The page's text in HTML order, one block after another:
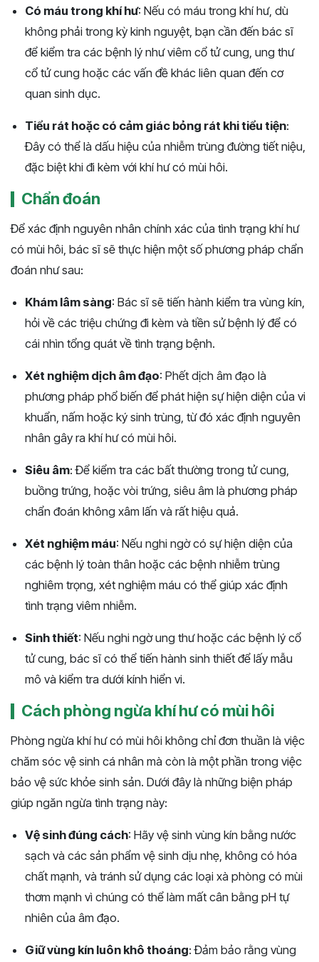
Có máu trong khí hư: Nếu có máu trong khí hư, dù
không phải trong kỳ kinh nguyệt, bạn cần đến bác sĩ
để kiểm tra các bệnh lý như viêm cổ tử cung, ung thư
cổ tử cung hoặc các vấn đề khác liên quan đến cơ
quan sinh dục.
Tiểu rát hoặc có cảm giác bỏng rát khi tiểu tiện:
Đây có thể là dấu hiệu của nhiễm trùng đường tiết niệu,
đặc biệt khi đi kèm với khí hư có mùi hôi.
Chẩn đoán
Để xác định nguyên nhân chính xác của tình trạng khí hư
có mùi hôi, bác sĩ sẽ thực hiện một số phương pháp chẩn
đoán như sau:
Khám lâm sàng: Bác sĩ sẽ tiến hành kiểm tra vùng kín,
hỏi về các triệu chứng đi kèm và tiền sử bệnh lý để có
cái nhìn tổng quát về tình trạng bệnh.
Xét nghiệm dịch âm đạo: Phết dịch âm đạo là
phương pháp phổ biến để phát hiện sự hiện diện của vi
khuẩn, nấm hoặc ký sinh trùng, từ đó xác định nguyên
nhân gây ra khí hư có mùi hôi.
Siêu âm: Để kiểm tra các bất thường trong tử cung,
buồng trứng, hoặc vòi trứng, siêu âm là phương pháp
chẩn đoán không xâm lấn và rất hiệu quả.
Xét nghiệm máu: Nếu nghi ngờ có sự hiện diện của
các bệnh lý toàn thân hoặc các bệnh nhiễm trùng
nghiêm trọng, xét nghiệm máu có thể giúp xác định
tình trạng viêm nhiễm.
Sinh thiết: Nếu nghi ngờ ung thư hoặc các bệnh lý cổ
tử cung, bác sĩ có thể tiến hành sinh thiết để lấy mẫu
mô và kiểm tra dưới kính hiển vi.
Cách phòng ngừa khí hư có mùi hôi
Phòng ngừa khí hư có mùi hôi không chỉ đơn thuần là việc
chăm sóc vệ sinh cá nhân mà còn là một phần trong việc
bảo vệ sức khỏe sinh sản. Dưới đây là những biện pháp
giúp ngăn ngừa tình trạng này:
Vệ sinh đúng cách: Hãy vệ sinh vùng kín bằng nước
sạch và các sản phẩm vệ sinh dịu nhẹ, không có hóa
chất mạnh, và tránh sử dụng các loại xà phòng có mùi
thơm mạnh vì chúng có thể làm mất cân bằng pH tự
nhiên của âm đạo.
Giữ vùng kín luôn khô thoáng: Đảm bảo rằng vùng